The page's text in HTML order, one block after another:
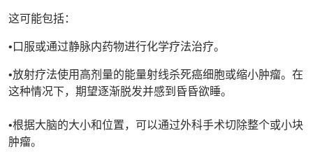
这可能包括：
•口服或通过静脉内药物进行化学疗法治疗。
•放射疗法使用高剂量的能量射线杀死癌细胞或缩小肿瘤。在
这种情况下，期望逐渐脱发并感到昏昏欲睡。
•根据大脑的大小和位置，可以通过外科手术切除整个或小块
肿瘤。